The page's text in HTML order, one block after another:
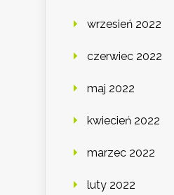
wrzesień 2022
czerwiec 2022
maj 2022
kwiecień 2022
marzec 2022
luty 2022